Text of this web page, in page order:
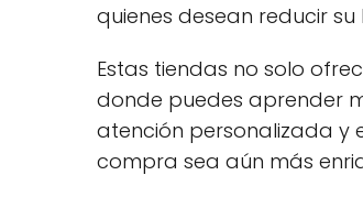
quienes desean reducir
Estas tiendas no solo
donde puedes aprender
atención personalizada y
compra sea aún más